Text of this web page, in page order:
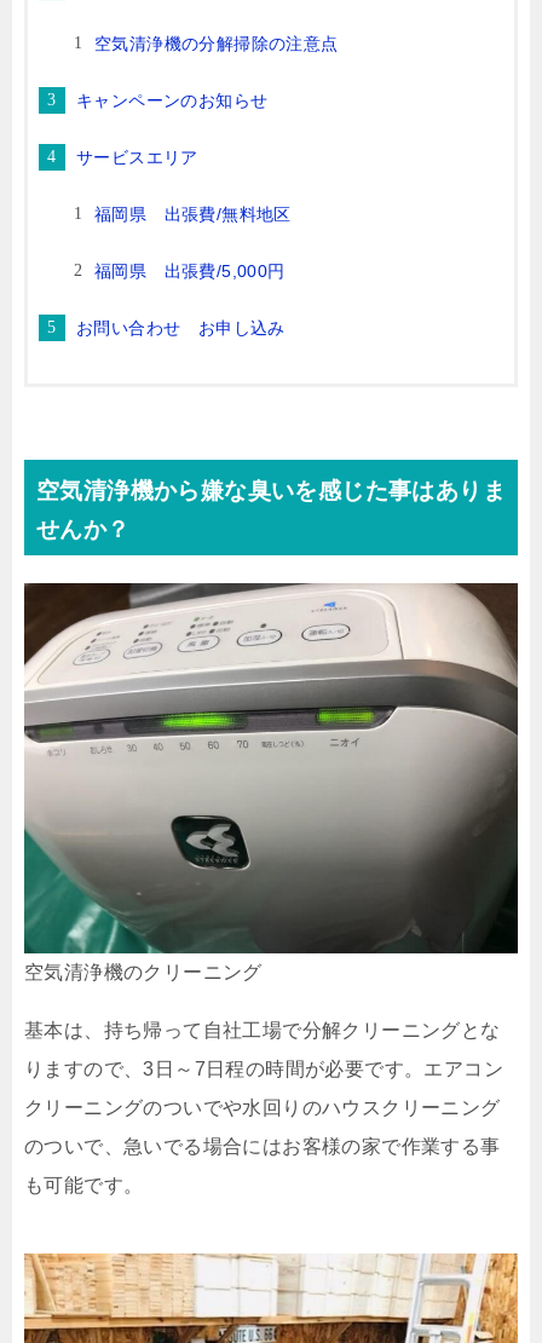
空気清浄機の分解掃除の注意点
キャンペーンのお知らせ
サービスエリア
福岡県 出張費/無料地区
福岡県 出張費/5,000円
お問い合わせ お申し込み
空気清浄機から嫌な臭いを感じた事はありま
せんか？
空気清浄機のクリーニング
基本は、持ち帰って自社工場で分解クリーニングとな
りますので、3日～7日程の時間が必要です。エアコン
クリーニングのついでや水回りのハウスクリーニング
のついで、急いでる場合にはお客様の家で作業する事
も可能です。